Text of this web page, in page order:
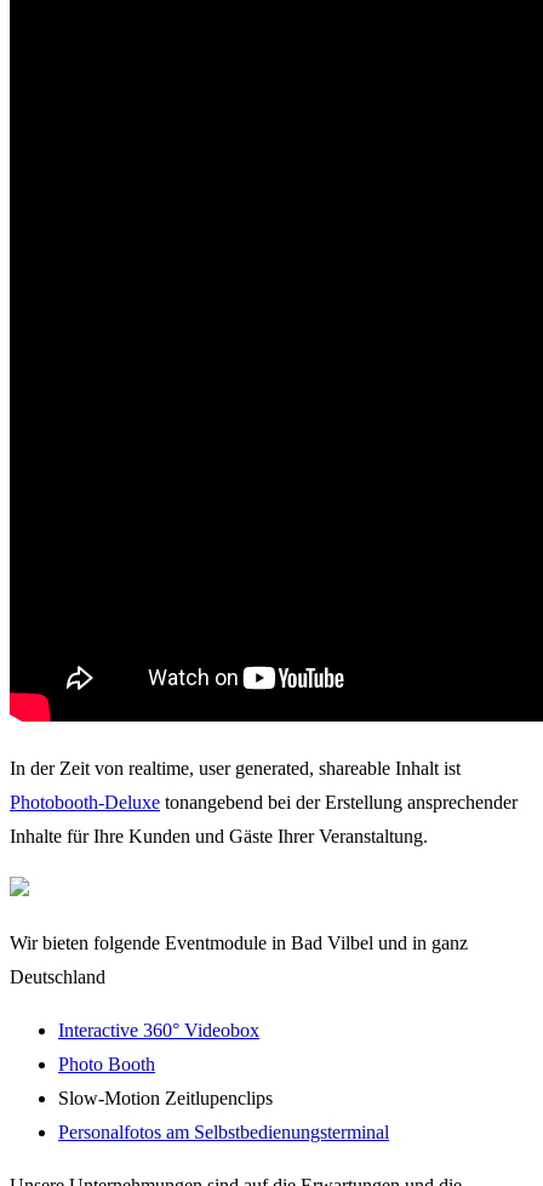
In der Zeit von realtime, user generated, shareable Inhalt ist
Photobooth-Deluxe tonangebend bei der Erstellung ansprechender
Inhalte für Ihre Kunden und Gäste Ihrer Veranstaltung.
Wir bieten folgende Eventmodule in Bad Vilbel und in ganz
Deutschland
Interactive 360° Videobox
Photo Booth
Slow-Motion Zeitlupenclips
Personalfotos am Selbstbedienungsterminal